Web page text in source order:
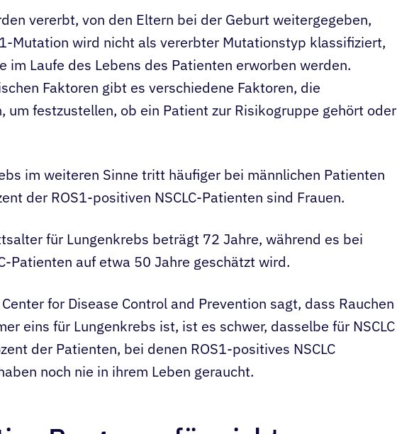
vererbt, von den Eltern bei der Geburt weitergegeben,
Mutation wird nicht als vererbter Mutationstyp klassifiziert,
im Laufe des Lebens des Patienten erworben werden.
Faktoren gibt es verschiedene Faktoren, die
um festzustellen, ob ein Patient zur Risikogruppe gehört oder
im weiteren Sinne tritt häufiger bei männlichen Patienten
der ROS1-positiven NSCLC-Patienten sind Frauen.
für Lungenkrebs beträgt 72 Jahre, während es bei
Patienten auf etwa 50 Jahre geschätzt wird.
for Disease Control and Prevention sagt, dass Rauchen
eins für Lungenkrebs ist, ist es schwer, dasselbe für NSCLC
der Patienten, bei denen ROS1-positives NSCLC
noch nie in ihrem Leben geraucht.